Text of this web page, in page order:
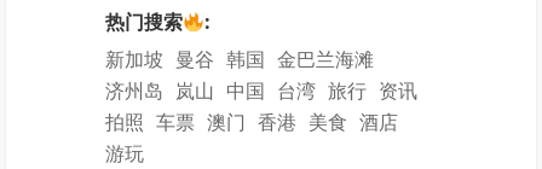
热门搜索
:
新加坡 曼谷 韩国 金巴兰海滩
济州岛 岚山 中国 台湾 旅行 资讯
拍照 车票 澳门 香港 美食 酒店
游玩